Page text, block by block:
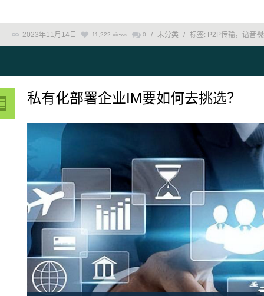
2023年11月14日 11,222 views 0 / 未分类 / 标签: P2P传输，语音
私有化部署企业IM要如何去挑选？